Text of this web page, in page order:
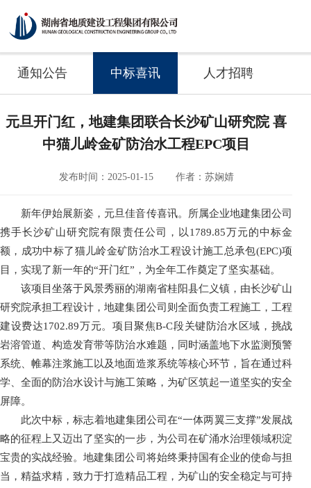
通知公告 中标喜讯 人才招聘
元旦开门红，地建集团联合长沙矿山研究院 喜
中猫儿岭金矿防治水工程EPC项目
发布时间：2025-01-15 作者：苏娴婧
新年伊始展新姿，元旦佳音传喜讯。所属企业地建集团公司
携手长沙矿山研究院有限责任公司，以 1789.85万元的中标金
额，成功中标了猫儿岭金矿防治水工程设计施工总承包(EPC)项
目，实现了新一年的“开门红”，为全年工作奠定了坚实基础。
该项目坐落于风景秀丽的湖南省桂阳县仁义镇，由长沙矿山
研究院承担工程设计，地建集团公司则全面负责工程施工，工程
建设费达1702.89万元。项目聚焦B-C段关键防治水区域，挑战
岩溶管道、构造发育带等防治水难题，同时涵盖地下水监测预警
系统、帷幕注浆施工以及地面造浆系统等核心环节，旨在通过科
学、全面的防治水设计与施工策略，为矿区筑起一道坚实的安全
屏障。
此次中标，标志着地建集团公司在“一体两翼三支撑”发展战
略的征程上又迈出了坚实的一步，为公司在矿涌水治理领域积淀
宝贵的实战经验。地建集团公司将始终秉持国有企业的使命与担
当，精益求精，致力于打造精品工程，为矿山的安全稳定与可持